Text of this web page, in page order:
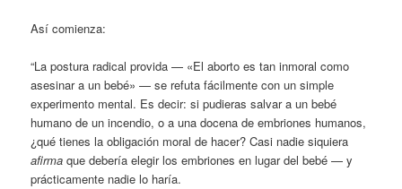
Así comienza:
“La postura radical provida — «El aborto es tan inmoral como
asesinar a un bebé» — se refuta fácilmente con un simple
experimento mental. Es decir: si pudieras salvar a un bebé
humano de un incendio, o a una docena de embriones humanos,
¿qué tienes la obligación moral de hacer? Casi nadie siquiera
afirmaque debería elegir los embriones en lugar del bebé — y
prácticamente nadie lo haría.